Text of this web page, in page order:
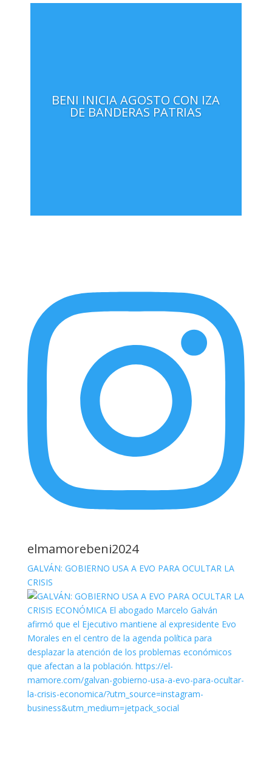
BENI INICIA AGOSTO CON IZA
DE BANDERAS PATRIAS
elmamorebeni2024
GALVÁN: GOBIERNO USA A EVO PARA OCULTAR LA
CRISIS